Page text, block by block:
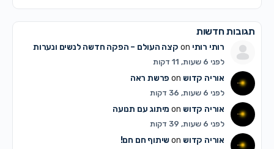
תגובות חדשות
רותי רותיon קצה העולם – הפקה חדשה לנשים ונערות
לפני 6 שעות, 11 דקות
אוריה קדושon פרשת ראה
לפני 6 שעות, 36 דקות
אוריה קדושon מיתוג עם תנועה
לפני 6 שעות, 39 דקות
אוריה קדושon שיתוף חם חם!